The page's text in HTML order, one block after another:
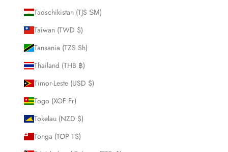
Tadschikistan (TJS ЅМ)
Taiwan (TWD $)
Tansania (TZS Sh)
Thailand (THB ฿)
Timor-Leste (USD $)
Togo (XOF Fr)
Tokelau (NZD $)
Tonga (TOP T$)